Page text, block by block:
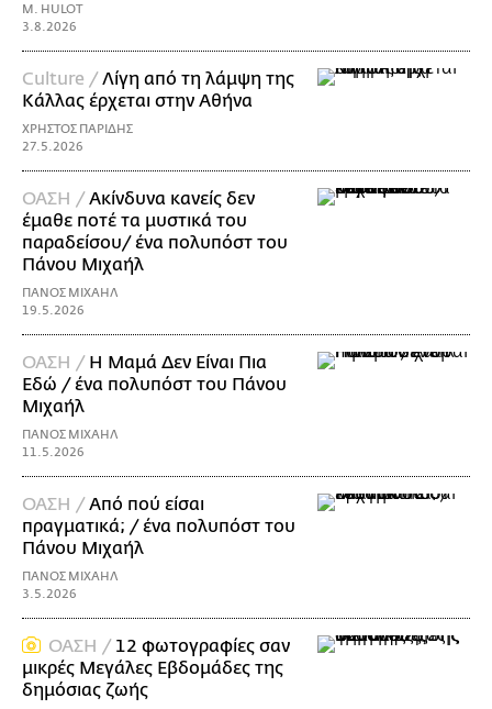
M. HULOT
3.8.2026
Culture /Λίγη από τη λάμψη της
Κάλλας έρχεται στην Αθήνα
ΧΡΗΣΤΟΣ ΠΑΡΙΔΗΣ
27.5.2026
ΟΑΣΗ /Ακίνδυνα κανείς δεν
έμαθε ποτέ τα μυστικά του
παραδείσου/ ένα πολυπόστ του
Πάνου Μιχαήλ
ΠΑΝΟΣ ΜΙΧΑΗΛ
19.5.2026
ΟΑΣΗ / Η Mαμά Δεν Είναι Πια
Εδώ / ένα πολυπόστ του Πάνου
Μιχαήλ
ΠΑΝΟΣ ΜΙΧΑΗΛ
11.5.2026
ΟΑΣΗ /Από πού είσαι
πραγματικά; / ένα πολυπόστ του
Πάνου Μιχαήλ
ΠΑΝΟΣ ΜΙΧΑΗΛ
3.5.2026
ΟΑΣΗ / 12 φωτογραφίες σαν
μικρές Μεγάλες Εβδομάδες της
δημόσιας ζωής